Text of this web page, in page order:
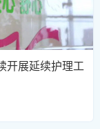
开展延续护理工